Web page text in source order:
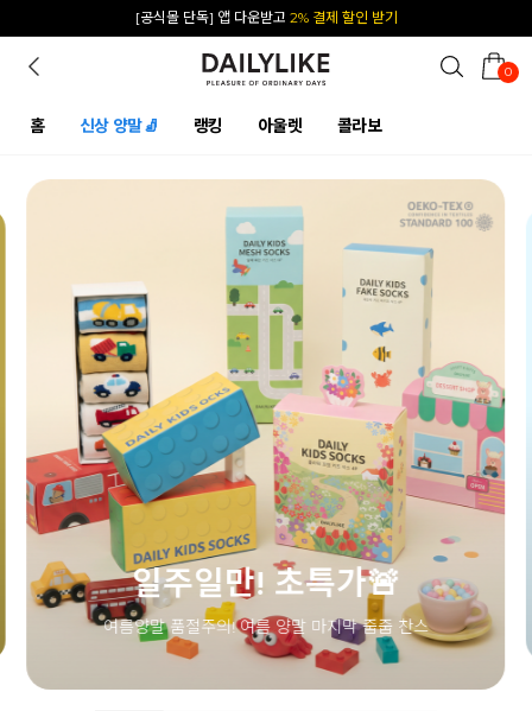
카카오 플친 추가하면1천원 즉시 할인 쿠폰
0
홈 신상 양말🧦 랭킹 아울렛 콜라보